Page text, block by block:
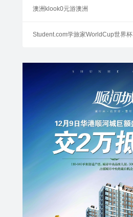
澳洲klook0元游澳洲
Student.com学旅家WorldCup世界杯